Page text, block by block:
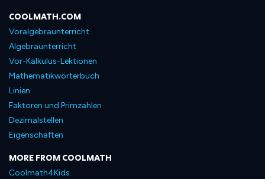
COOLMATH.COM
Voralgebraunterricht
Algebraunterricht
Vor-Kalkulus-Lektionen
Mathematikwörterbuch
Linien
Faktoren und Primzahlen
Dezimalstellen
Eigenschaften
MORE FROM COOLMATH
Coolmath4Kids